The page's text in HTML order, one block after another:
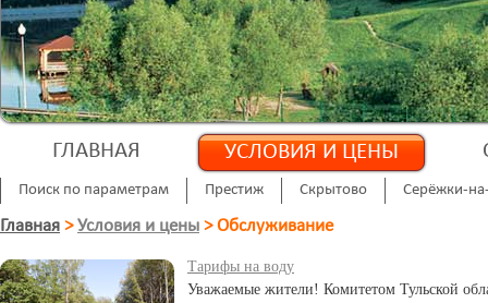
ГЛАВНАЯ УСЛОВИЯ И ЦЕНЫ
Поиск по параметрам Престиж Скрытово Серёжки-
Главная >Условия и цены >Обслуживание
Тарифы на воду
Уважаемые жители! Комитетом Тульской